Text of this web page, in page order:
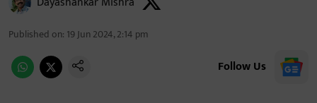
Published on: 19 Jun 2024, 2:14 pm
Follow Us